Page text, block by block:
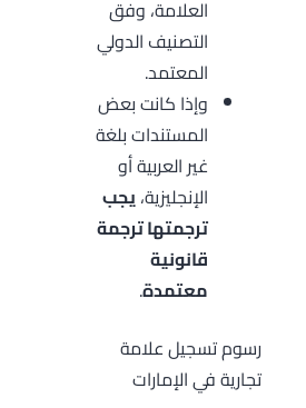
العلامة، وفق
التصنيف الدولي
المعتمد.
وإذا كانت بعض
المستندات بلغة
غير العربية أو
الإنجليزية،يجب
ترجمتها ترجمة
قانونية
معتمدة.
رسوم تسجيل علامة
تجارية في الإمارات